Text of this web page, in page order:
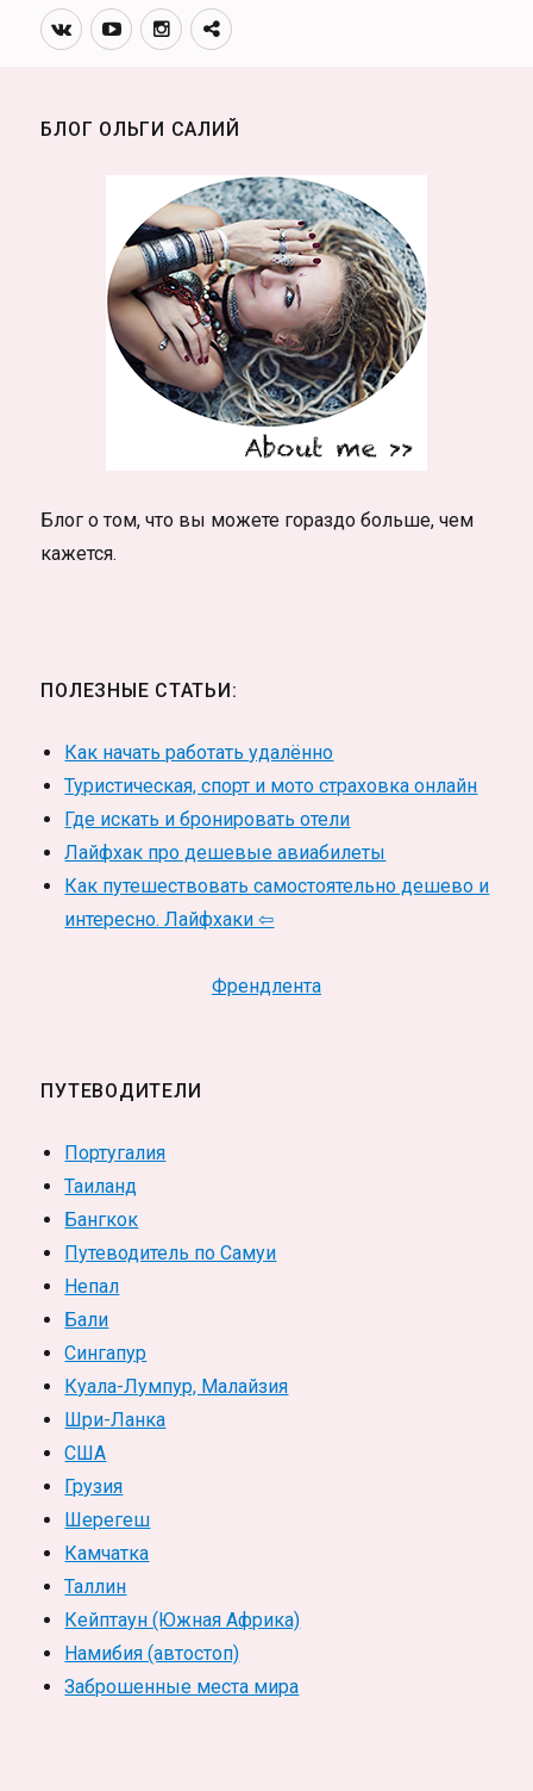
«Я
был
Вконтакте
YoutubeИнстаграмм
Телеграм
БЛОГ ОЛЬГИ САЛИЙ
Блог о том, что вы можете гораздо больше, чем
кажется.
ПОЛЕЗНЫЕ СТАТЬИ:
Как начать работать удалённо
Туристическая, спорт и мото страховка онлайн
Где искать и бронировать отели
Лайфхак про дешевые авиабилеты
Как путешествовать самостоятельно дешево и
интересно. Лайфхаки ⇦
Френдлента
ПУТЕВОДИТЕЛИ
Португалия
Таиланд
Бангкок
Путеводитель по Самуи
Непал
Бали
Сингапур
Куала-Лумпур, Малайзия
Шри-Ланка
США
Грузия
Шерегеш
Камчатка
Таллин
Кейптаун (Южная Африка)
Намибия (автостоп)
Заброшенные места мира